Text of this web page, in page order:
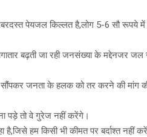
पेयजल किल्लत है,लोग 5-6 सौ रूपये में
बढ़ती जा रही जनसंख्या के मद्देनजर
सौंपकर जनता के हलक को तर करने की मांग
पड़े तो वे गुरेज नहीं करेंगे।
है,जिसे हम किसी भी कीमत पर बर्दाश्त नहीं